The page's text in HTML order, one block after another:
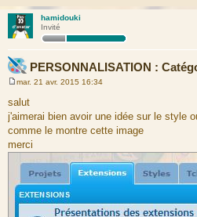
hamidouki
Invité
PERSONNALISATION :
e
s
s
a
g
e
mar. 21 avr. 2015 16:34
salut
j'aimerai bien avoir une idée sur le style
comme le montre cette image
merci